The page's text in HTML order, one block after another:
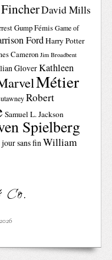
David Mills
GumpFémis Game of
FordHarry Potter
Cameron Jim Broadbent
GloverKathleen
Métier
Robert
Samuel L. Jackson
Spielberg
sans finWilliam
Co.
2026